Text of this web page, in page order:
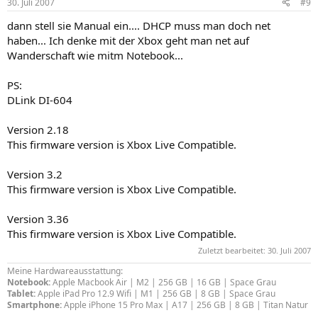
dann stell sie Manual ein.... DHCP muss man doch net
haben... Ich denke mit der Xbox geht man net auf
Wanderschaft wie mitm Notebook...
PS:
DLink DI-604
Version 2.18
This firmware version is Xbox Live Compatible.
Version 3.2
This firmware version is Xbox Live Compatible.
Version 3.36
This firmware version is Xbox Live Compatible.
Zuletzt bearbeitet: 30. Juli 2007
Meine Hardwareausstattung:
Notebook:Apple Macbook Air | M2 | 256 GB | 16 GB | Space Grau
Tablet:Apple iPad Pro 12.9 Wifi | M1 | 256 GB | 8 GB | Space Grau
Smartphone:Apple iPhone 15 Pro Max | A17 | 256 GB | 8 GB | Titan Natur